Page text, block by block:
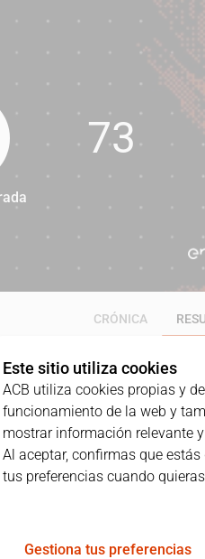
73
73
CRÓNICA
1C
23
Este sitio utiliza cookies
ACB utiliza cookies propias y
funcionamiento de la web y
mostrar información relevante
Al aceptar, confirmas que
tus preferencias cuando
Gestiona tus preferencias